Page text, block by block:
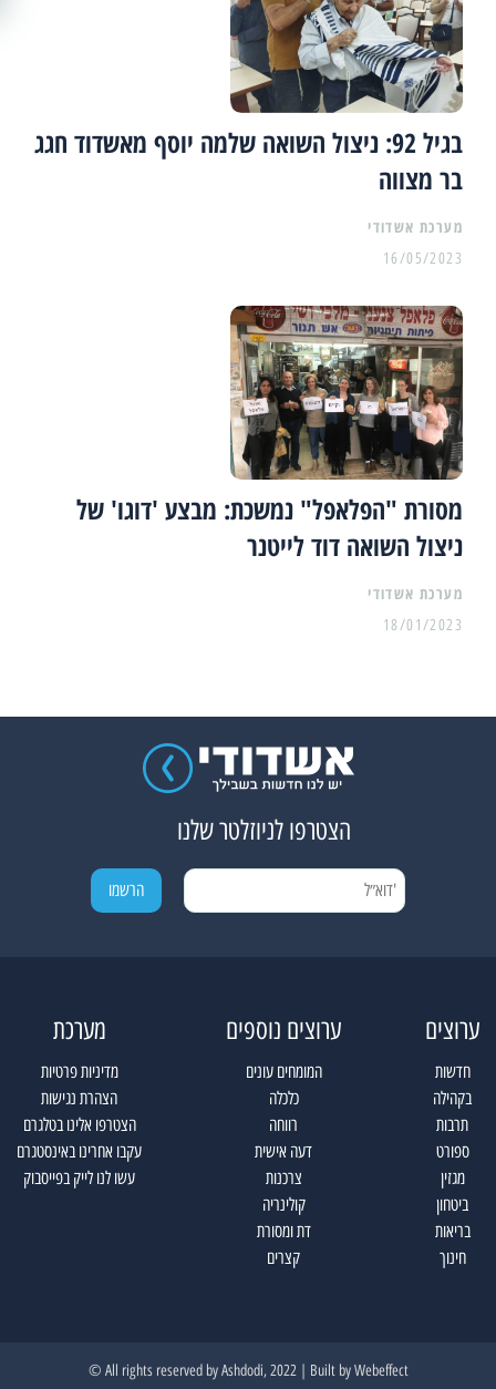
בגיל 92: ניצול השואה שלמה יוסף מאשדוד חגג
בר מצווה
מערכת אשדודי
16/05/2023
מסורת "הפלאפל" נמשכת: מבצע 'דוגו' של
ניצול השואה דוד לייטנר
מערכת אשדודי
18/01/2023
הצטרפו לניוזלטר שלנו
ערוצים
חדשות
בקהילה
תרבות
ספורט
מגזין
ביטחון
בריאות
חינוך
ערוצים נוספים
המומחים עונים
כלכלה
רווחה
דעה אישית
צרכנות
קולינריה
דת ומסורת
קצרים
מערכת
מדיניות פרטיות
הצהרת נגישות
הצטרפו אלינו בטלגרם
עקבו אחרינו באינסטגרם
עשו לנו לייק בפייסבוק
All rights reserved by Ashdodi, 2022 | Built byWebeffect ©